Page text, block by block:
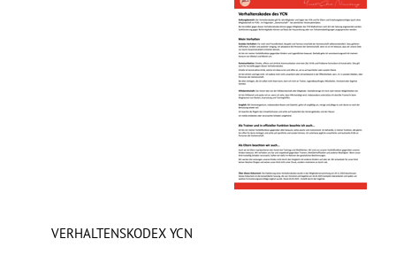
VERHALTENSKODEX YCN